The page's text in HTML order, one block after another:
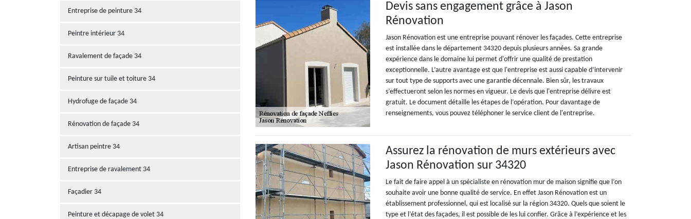
Entreprise de peinture 34
Peintre intérieur 34
Ravalement de façade 34
Peinture sur tuile et toiture 34
Hydrofuge de façade 34
Rénovation de façade 34
Artisan peintre 34
Entreprise de ravalement 34
Façadier 34
Peinture et décapage de volet 34
Devis sans engagement grâce à Jason
Rénovation
Jason Rénovation est une entreprise pouvant rénover les façades. Cette entreprise
est installée dans le département 34320 depuis plusieurs années. Sa grande
expérience dans le domaine lui permet d'offrir une qualité de prestation
exceptionnelle. L’autre avantage est que l'entreprise est aussi capable d’intervenir
sur tout type de supports avec une garantie décennale. Bien sûr, les travaux
s’effectueront selon les normes en vigueur. Le devis que l'entreprise délivre est
gratuit. Le document détaille les étapes de l’opération. Pour davantage de
renseignements, vous pouvez téléphoner le service client de l'entreprise.
Assurez la rénovation de murs extérieurs avec
Jason Rénovation sur 34320
Le fait de faire appel à un spécialiste en rénovation mur de maison signifie que l’on
souhaite avoir une bonne qualité de service. En effet Jason Rénovation est un
établissement professionnel, qui est localisé sur la région 34320. Quels que soient le
type et l’état des façades, il est possible de les lui confier. Grâce à l’expérience et les